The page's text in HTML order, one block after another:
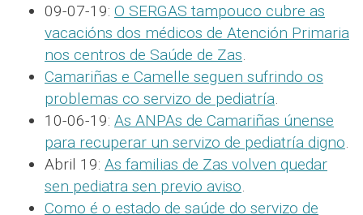
09-07-19: O SERGAS tampouco cubre as
vacacións dos médicos de Atención Primaria
nos centros de Saúde de Zas
Camariñas e Camelle seguen sufrindo os
problemas co servizo de pediatría
10-06-19: As ANPAs de Camariñas únense
para recuperar un servizo de pediatría digno
Abril 19: As familias de Zas volven quedar
sen pediatra sen previo aviso
Como é o estado de saúde do servizo de